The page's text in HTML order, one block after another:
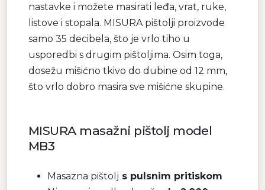
nastavke i možete masirati leđa, vrat, ruke,
listove i stopala. MISURA pištolji proizvode
samo 35 decibela, što je vrlo tiho u
usporedbi s drugim pištoljima. Osim toga,
dosežu mišićno tkivo do dubine od 12 mm,
što vrlo dobro masira sve mišićne skupine.
MISURA masažni pištolj model
MB3
Masazna pištolj s pulsnim pritiskom